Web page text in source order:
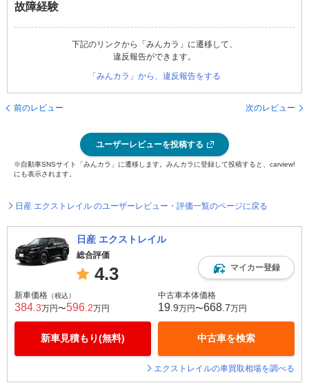
故障経験
下記のリンクから「みんカラ」に遷移して、
違反報告ができます。
「みんカラ」から、違反報告をする
前のレビュー 次のレビュー
ユーザーレビューを投稿する
※自動車SNSサイト「みんカラ」に遷移します。みんカラに登録して投稿すると、carview!
にも表示されます。
日産 エクストレイル のユーザーレビュー・評価一覧のページに戻る
日産 エクストレイル
総合評価
4.3 マイカー登録
新車価格 （税込）
384 .3万円〜596 .2万円
新車見積もり(無料)
中古車本体価格
19 .9万円〜668 .7万円
中古車を検索
エクストレイルの車買取相場を調べる